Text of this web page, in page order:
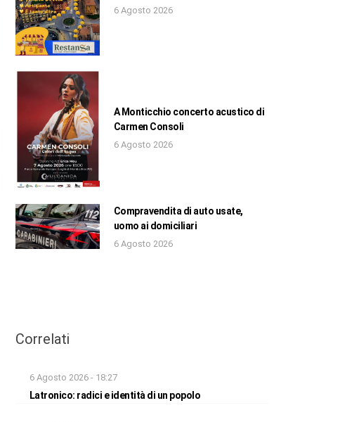
6 Agosto 2026
A Monticchio concerto acustico di
Carmen Consoli
6 Agosto 2026
Compravendita di auto usate,
uomo ai domiciliari
6 Agosto 2026
Correlati
6 Agosto 2026 - 18:27
Latronico: radici e identità di un popolo